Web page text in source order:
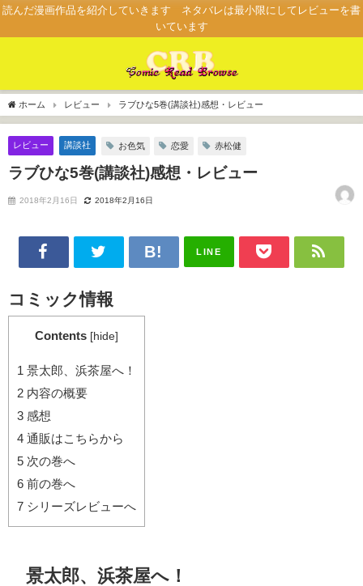
読んだ漫画作品を紹介していきます ネタバレは最小限にしてレビューを書
いています
ホーム レビュー ラブひな5巻(講談社)感想・レビュー
レビュー 講談社 お色気 恋愛 赤松健
ラブひな5巻(講談社)感想・レビュー
2018年2月16日 2018年2月16日
LINE
コミック情報
Contents [hide]
1 景太郎、浜茶屋へ！
2 内容の概要
3 感想
4 通販はこちらから
5 次の巻へ
6 前の巻へ
7 シリーズレビューへ
景太郎、浜茶屋へ！